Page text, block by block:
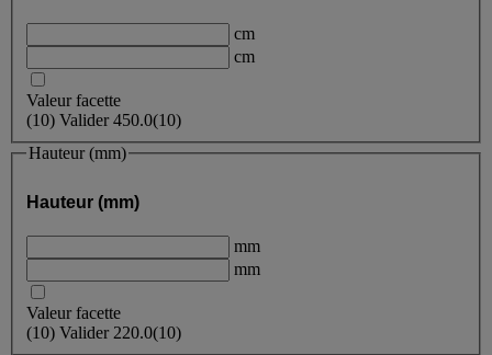
cm
cm
Valeur facette
(10) Valider450.0(10)
Hauteur (mm)
Hauteur (mm)
mm
mm
Valeur facette
(10) Valider 220.0(10)